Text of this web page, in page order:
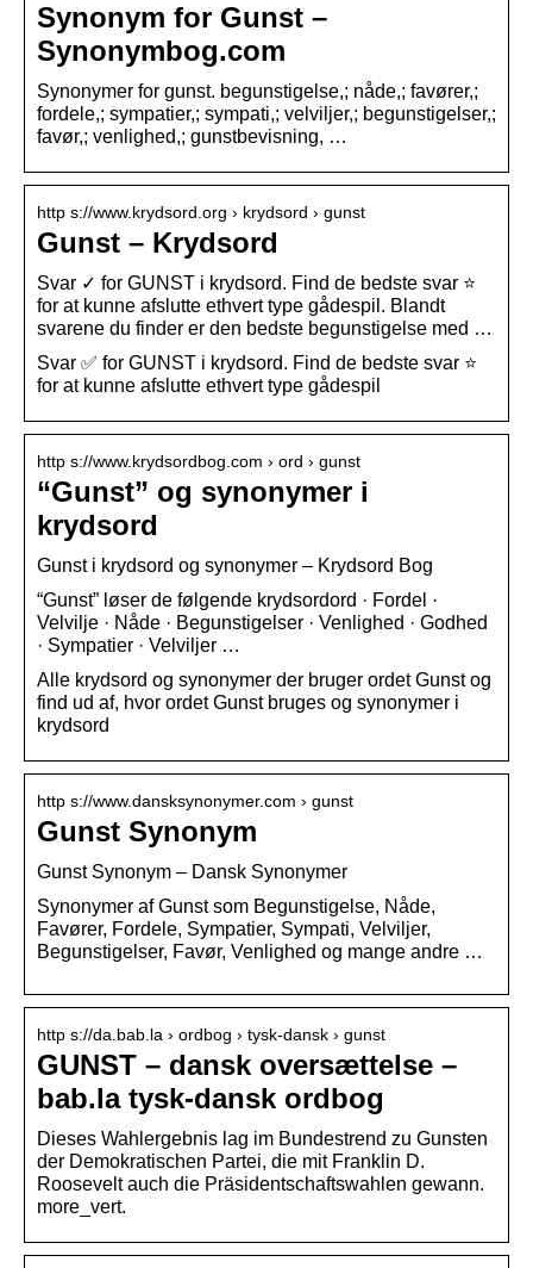
Synonym for Gunst –
Synonymbog.com
Synonymer for gunst. begunstigelse,; nåde,; favører,;
fordele,; sympatier,; sympati,; velviljer,; begunstigelser,;
favør,; venlighed,; gunstbevisning, …
http s://www.krydsord.org › krydsord › gunst
Gunst – Krydsord
Svar ✓ for GUNST i krydsord. Find de bedste svar ⭐
for at kunne afslutte ethvert type gådespil. Blandt
svarene du finder er den bedste begunstigelse med …
Svar ✅ for GUNST i krydsord. Find de bedste svar ⭐
for at kunne afslutte ethvert type gådespil
http s://www.krydsordbog.com › ord › gunst
“Gunst” og synonymer i
krydsord
Gunst i krydsord og synonymer – Krydsord Bog
“Gunst” løser de følgende krydsordord · Fordel ·
Velvilje · Nåde · Begunstigelser · Venlighed · Godhed
· Sympatier · Velviljer …
Alle krydsord og synonymer der bruger ordet Gunst og
find ud af, hvor ordet Gunst bruges og synonymer i
krydsord
http s://www.dansksynonymer.com › gunst
Gunst Synonym
Gunst Synonym – Dansk Synonymer
Synonymer af Gunst som Begunstigelse, Nåde,
Favører, Fordele, Sympatier, Sympati, Velviljer,
Begunstigelser, Favør, Venlighed og mange andre …
http s://da.bab.la › ordbog › tysk-dansk › gunst
GUNST – dansk oversættelse –
bab.la tysk-dansk ordbog
Dieses Wahlergebnis lag im Bundestrend zu Gunsten
der Demokratischen Partei, die mit Franklin D.
Roosevelt auch die Präsidentschaftswahlen gewann.
more_vert.